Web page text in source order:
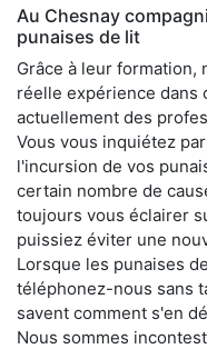
Au Chesnay
punaises de lit
Grâce à leur formation,
réelle expérience dans
actuellement des
Vous vous inquiétez
l'incursion de vos
certain nombre de
toujours vous éclairer
puissiez éviter une
Lorsque les punaises
téléphonez-nous sans
savent comment s'en
Nous sommes